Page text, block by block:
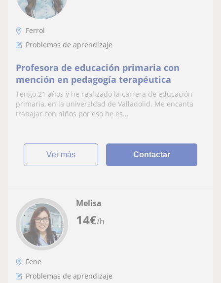
Ferrol
Problemas de aprendizaje
Profesora de educación primaria con
mención en pedagogía terapéutica
Tengo 21 años y he realizado la carrera de educación
primaria, en la universidad de Valladolid. Me encanta
trabajar con niños por eso he es...
ver más Contactar
14€/h
Melisa
Fene
Problemas de aprendizaje